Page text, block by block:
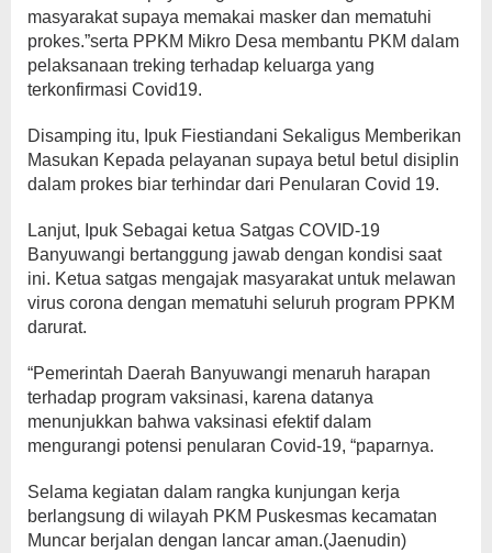
masyarakat supaya memakai masker dan mematuhi
prokes.”serta PPKM Mikro Desa membantu PKM dalam
pelaksanaan treking terhadap keluarga yang
terkonfirmasi Covid19.
Disamping itu, Ipuk Fiestiandani Sekaligus Memberikan
Masukan Kepada pelayanan supaya betul betul disiplin
dalam prokes biar terhindar dari Penularan Covid 19.
Lanjut, Ipuk Sebagai ketua Satgas COVID-19
Banyuwangi bertanggung jawab dengan kondisi saat
ini. Ketua satgas mengajak masyarakat untuk melawan
virus corona dengan mematuhi seluruh program PPKM
darurat.
“Pemerintah Daerah Banyuwangi menaruh harapan
terhadap program vaksinasi, karena datanya
menunjukkan bahwa vaksinasi efektif dalam
mengurangi potensi penularan Covid-19, “paparnya.
Selama kegiatan dalam rangka kunjungan kerja
berlangsung di wilayah PKM Puskesmas kecamatan
Muncar berjalan dengan lancar aman.(Jaenudin)